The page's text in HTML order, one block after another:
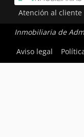
Atención al cliente
Inmobiliaria de
Aviso legal